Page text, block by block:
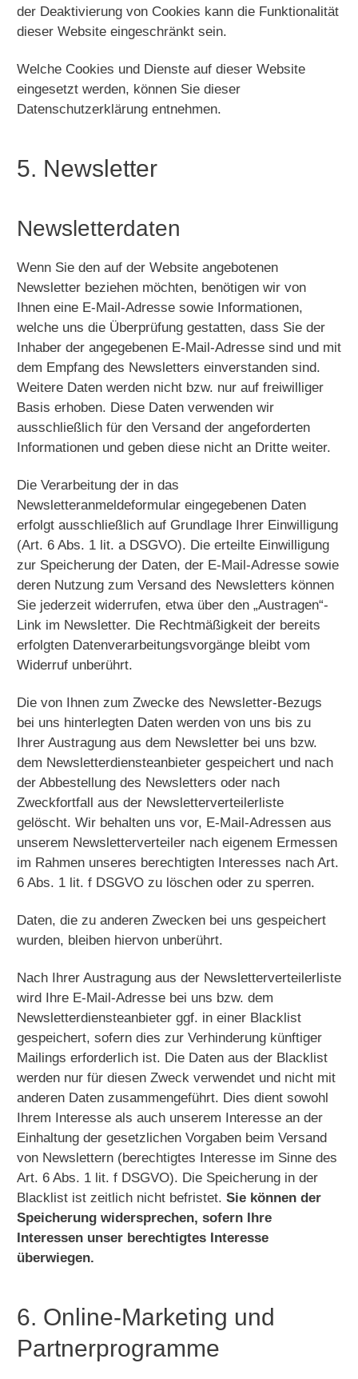
der Deaktivierung von Cookies kann die Funktionalität
dieser Website eingeschränkt sein.
Welche Cookies und Dienste auf dieser Website
eingesetzt werden, können Sie dieser
Datenschutzerklärung entnehmen.
5. Newsletter
Newsletter­daten
Wenn Sie den auf der Website angebotenen
Newsletter beziehen möchten, benötigen wir von
Ihnen eine E-Mail-Adresse sowie Informationen,
welche uns die Überprüfung gestatten, dass Sie der
Inhaber der angegebenen E-Mail-Adresse sind und mit
dem Empfang des Newsletters einverstanden sind.
Weitere Daten werden nicht bzw. nur auf freiwilliger
Basis erhoben. Diese Daten verwenden wir
ausschließlich für den Versand der angeforderten
Informationen und geben diese nicht an Dritte weiter.
Die Verarbeitung der in das
Newsletteranmeldeformular eingegebenen Daten
erfolgt ausschließlich auf Grundlage Ihrer Einwilligung
(Art. 6 Abs. 1 lit. a DSGVO). Die erteilte Einwilligung
zur Speicherung der Daten, der E-Mail-Adresse sowie
deren Nutzung zum Versand des Newsletters können
Sie jederzeit widerrufen, etwa über den „Austragen“-
Link im Newsletter. Die Rechtmäßigkeit der bereits
erfolgten Datenverarbeitungsvorgänge bleibt vom
Widerruf unberührt.
Die von Ihnen zum Zwecke des Newsletter-Bezugs
bei uns hinterlegten Daten werden von uns bis zu
Ihrer Austragung aus dem Newsletter bei uns bzw.
dem Newsletterdiensteanbieter gespeichert und nach
der Abbestellung des Newsletters oder nach
Zweckfortfall aus der Newsletterverteilerliste
gelöscht. Wir behalten uns vor, E-Mail-Adressen aus
unserem Newsletterverteiler nach eigenem Ermessen
im Rahmen unseres berechtigten Interesses nach Art.
6 Abs. 1 lit. f DSGVO zu löschen oder zu sperren.
Daten, die zu anderen Zwecken bei uns gespeichert
wurden, bleiben hiervon unberührt.
Nach Ihrer Austragung aus der Newsletterverteilerliste
wird Ihre E-Mail-Adresse bei uns bzw. dem
Newsletterdiensteanbieter ggf. in einer Blacklist
gespeichert, sofern dies zur Verhinderung künftiger
Mailings erforderlich ist. Die Daten aus der Blacklist
werden nur für diesen Zweck verwendet und nicht mit
anderen Daten zusammengeführt. Dies dient sowohl
Ihrem Interesse als auch unserem Interesse an der
Einhaltung der gesetzlichen Vorgaben beim Versand
von Newslettern (berechtigtes Interesse im Sinne des
Art. 6 Abs. 1 lit. f DSGVO). Die Speicherung in der
Blacklist ist zeitlich nicht befristet. Sie können der
Speicherung widersprechen, sofern Ihre
Interessen unser berechtigtes Interesse
überwiegen.
6. Online-Marketing und
Partner­programme